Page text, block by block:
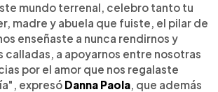
mundo terrenal, celebro tanto tu
madre y abuela que fuiste, el pilar de
enseñaste a nunca rendirnos y
calladas, a apoyarnos entre nosotras
por el amor que nos regalaste
expresó Danna Paola, que además